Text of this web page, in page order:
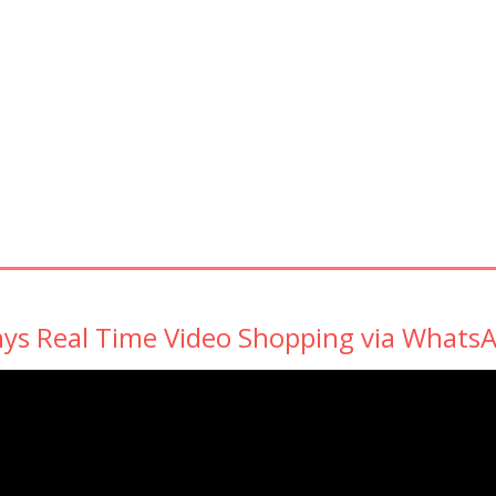
Real Time Video Shopping via